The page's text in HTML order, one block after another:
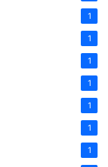
1
1
1
1
1
1
1